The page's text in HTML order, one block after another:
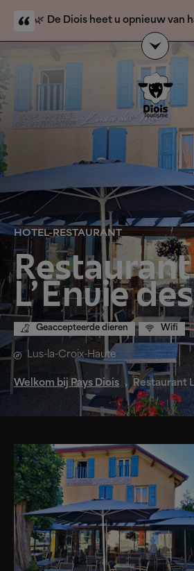
🌿 De Diois heet u opnieuw van
natuurbrand is voorbij en
weer geopend. Alleen de
Justin en l’Aup blijven gesloten
gastvrouwen en gastherenvan
staan voor u klaar om u veilig
maken in de Diois.
HOTEL-RESTAURANT
Restaurant
L'Envie
Geaccepteerde dieren Wifi
Lus-la-Croix-Haute
Welkom bij Pays Diois Restaurant